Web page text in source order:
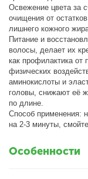
Освежение цвета за
очищения от
лишнего кожного
Питание и
волосы, делает их
как профилактика от
физических
аминокислоты и
головы, снижают её
по длине.
Способ применения:
на 2-3 минуты,
Особенности